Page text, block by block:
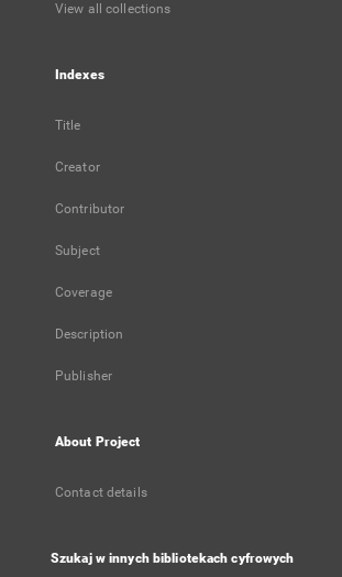
View all collections
Indexes
Title
Creator
Contributor
Subject
Coverage
Description
Publisher
About Project
Contact details
Szukaj w innych bibliotekach cyfrowych